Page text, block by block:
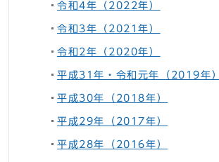
令和4年（2022年）
令和3年（2021年）
令和2年（2020年）
平成31年・令和元年（2019年）
平成30年（2018年）
平成29年（2017年）
平成28年（2016年）